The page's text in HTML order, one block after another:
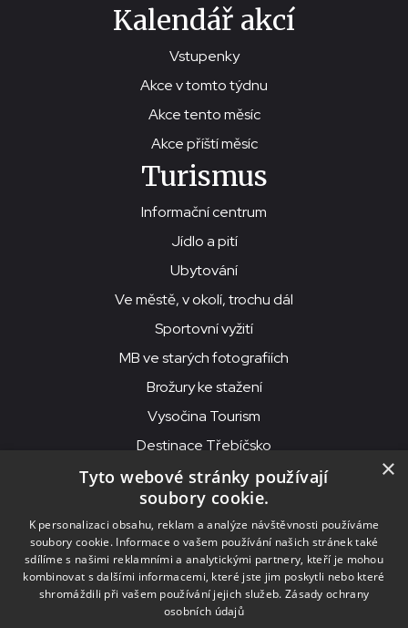
Kalendář akcí
Vstupenky
Akce v tomto týdnu
Akce tento měsíc
Akce příští měsíc
Turismus
Informační centrum
Jídlo a pití
Ubytování
Ve městě, v okolí, trochu dál
Sportovní vyžití
MB ve starých fotografiích
Brožury ke stažení
Vysočina Tourism
Destinace Třebíčsko
© 2026MKS Beseda Mor. Budějovice
MKS Beseda, příspěvková organizace, Purcnerova 62, 676 02
Moravské Budějovice
IČO: 00091758, DIČ: CZ00091758, ID datové schránky: chjn2kd
×
Tyto webové stránky používají
soubory cookie.
K personalizaci obsahu, reklam a analýze návštěvnosti používáme
soubory cookie. Informace o vašem používání našich stránek také
sdílíme s našimi reklamními a analytickými partnery, kteří je mohou
kombinovat s dalšími informacemi, které jste jim poskytli nebo které
shromáždili při vašem používání jejich služeb. Zásady ochrany
osobních údajů